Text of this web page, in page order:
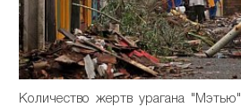
Количество жертв урагана